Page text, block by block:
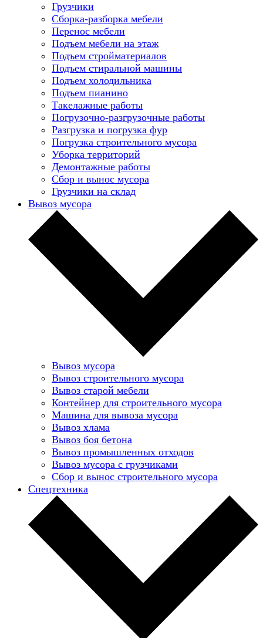
Грузчики
Сборка-разборка мебели
Перенос мебели
Подъем мебели на этаж
Подъем стройматериалов
Подъем стиральной машины
Подъем холодильника
Подъем пианино
Такелажные работы
Погрузочно-разгрузочные работы
Разгрузка и погрузка фур
Погрузка строительного мусора
Уборка территорий
Демонтажные работы
Сбор и вынос мусора
Грузчики на склад
Вывоз мусора
Вывоз мусора
Вывоз строительного мусора
Вывоз старой мебели
Контейнер для строительного мусора
Машина для вывоза мусора
Вывоз хлама
Вывоз боя бетона
Вывоз промышленных отходов
Вывоз мусора с грузчиками
Сбор и вынос строительного мусора
Спецтехника